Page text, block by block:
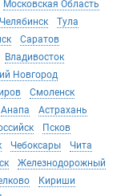
Московская Область
Челябинск
Тула
Саратов
Владивосток
Новгород
Смоленск
Анапа
Астрахань
Псков
Чебоксары
Чита
Железнодорожный
Кириши